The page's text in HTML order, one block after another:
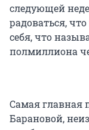
следующей
радоваться,
себя, что
полмиллиона
Самая главная
Барановой,